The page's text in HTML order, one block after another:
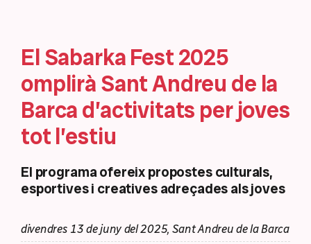
El Sabarka Fest 2025
omplirà Sant Andreu de la
Barca d’activitats per joves
tot l’estiu
El programa ofereix propostes culturals,
esportives i creatives adreçades als joves
divendres 13 de juny del 2025, Sant Andreu de la Barca